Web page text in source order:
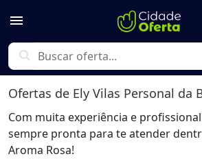
menu
search
Ofertas de Ely Vilas Personal da
Com muita experiência e
sempre pronta para te atender
Aroma Rosa!